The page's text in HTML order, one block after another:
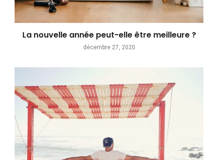
La nouvelle année peut-elle être meilleure ?
décembre 27, 2020